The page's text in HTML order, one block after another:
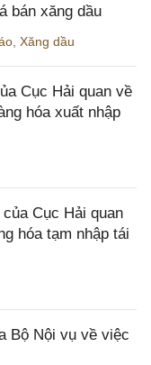
bán xăng dầu
Xăng dầu
Cục Hải quan về
hóa xuất nhập
Cục Hải quan
hóa tạm nhập tái
Bộ Nội vụ về việc